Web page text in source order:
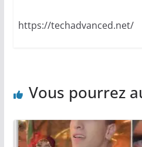
https://techadvanced.net/
Vous pourrez